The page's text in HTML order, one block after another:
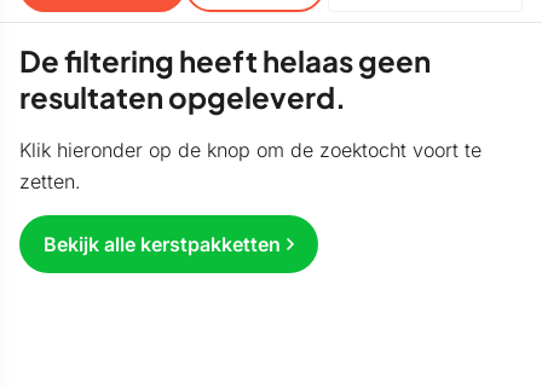
De filtering heeft helaas geen
resultaten opgeleverd.
Klik hieronder op de knop om de zoektocht voort te
zetten.
Bekijk alle kerstpakketten